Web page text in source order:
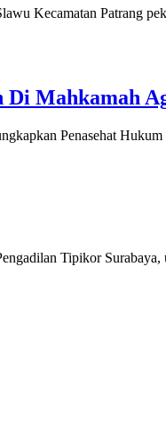
Kecamatan Patrang
Di Mahkamah
Penasehat
Tipikor